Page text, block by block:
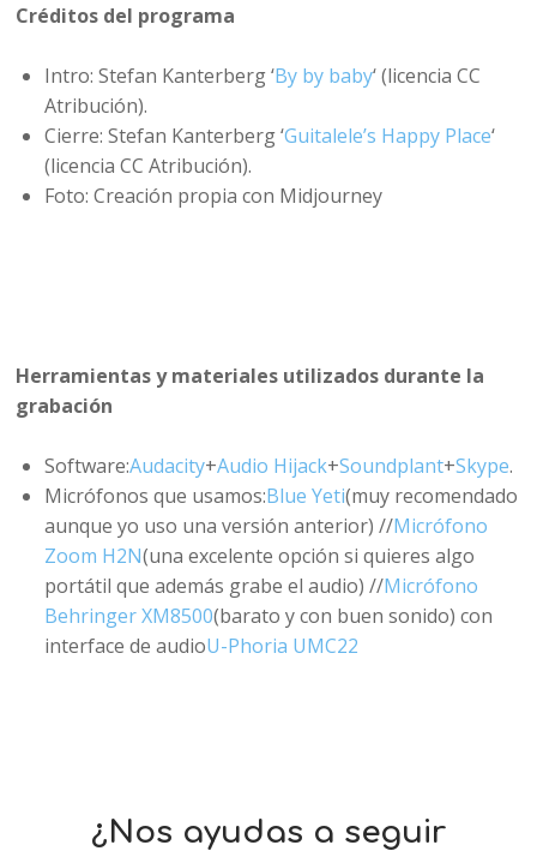
Créditos del programa
Intro: Stefan Kanterberg ‘By by baby‘ (licencia CC
Atribución).
Cierre: Stefan Kanterberg ‘Guitalele’s Happy Place‘
(licencia CC Atribución).
Foto: Creación propia con Midjourney
Herramientas y materiales utilizados durante la
grabación
Software:Audacity+Audio Hijack+Soundplant+Skype.
Micrófonos que usamos:Blue Yeti(muy recomendado
aunque yo uso una versión anterior) //Micrófono
Zoom H2N(una excelente opción si quieres algo
portátil que además grabe el audio) //Micrófono
Behringer XM8500(barato y con buen sonido) con
interface de audioU-Phoria UMC22
¿Nos ayudas a seguir